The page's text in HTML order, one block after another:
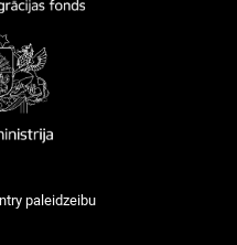
paleidzeibu